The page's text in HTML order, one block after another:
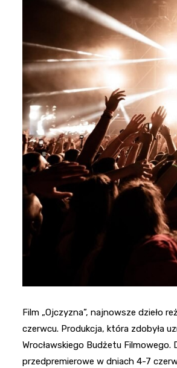
Film „Ojczyzna”, najnowsze dzieło
czerwcu. Produkcja, która zdobyła
Wrocławskiego Budżetu
przedpremierowe w dniach 4-7